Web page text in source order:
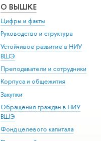
О ВЫШКЕ
Цифры и факты
Руководство и структура
Устойчивое развитие в НИУ
ВШЭ
Преподаватели и сотрудники
Корпуса и общежития
Закупки
Обращения граждан в НИУ
ВШЭ
Фонд целевого капитала